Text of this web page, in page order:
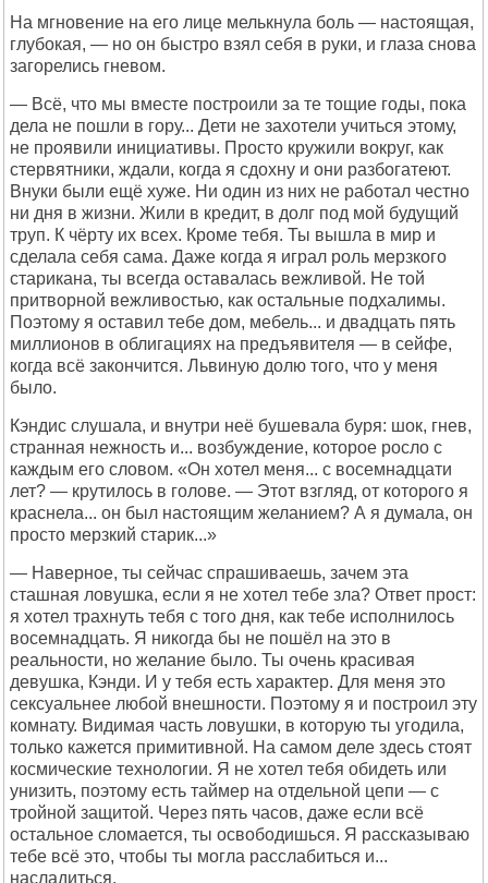
На мгновение на его лице мелькнула боль — настоящая,
глубокая, — но он быстро взял себя в руки, и глаза снова
загорелись гневом.
— Всё, что мы вместе построили за те тощие годы, пока
дела не пошли в гору... Дети не захотели учиться этому,
не проявили инициативы. Просто кружили вокруг, как
стервятники, ждали, когда я сдохну и они разбогатеют.
Внуки были ещё хуже. Ни один из них не работал честно
ни дня в жизни. Жили в кредит, в долг под мой будущий
труп. К чёрту их всех. Кроме тебя. Ты вышла в мир и
сделала себя сама. Даже когда я играл роль мерзкого
старикана, ты всегда оставалась вежливой. Не той
притворной вежливостью, как остальные подхалимы.
Поэтому я оставил тебе дом, мебель... и двадцать пять
миллионов в облигациях на предъявителя — в сейфе,
когда всё закончится. Львиную долю того, что у меня
было.
Кэндис слушала, и внутри неё бушевала буря: шок, гнев,
странная нежность и... возбуждение, которое росло с
каждым его словом. «Он хотел меня... с восемнадцати
лет? — крутилось в голове. — Этот взгляд, от которого я
краснела... он был настоящим желанием? А я думала, он
просто мерзкий старик...»
— Наверное, ты сейчас спрашиваешь, зачем эта
сташная ловушка, если я не хотел тебе зла? Ответ прост:
я хотел трахнуть тебя с того дня, как тебе исполнилось
восемнадцать. Я никогда бы не пошёл на это в
реальности, но желание было. Ты очень красивая
девушка, Кэнди. И у тебя есть характер. Для меня это
сексуальнее любой внешности. Поэтому я и построил эту
комнату. Видимая часть ловушки, в которую ты угодила,
только кажется примитивной. На самом деле здесь стоят
космические технологии. Я не хотел тебя обидеть или
унизить, поэтому есть таймер на отдельной цепи — с
тройной защитой. Через пять часов, даже если всё
остальное сломается, ты освободишься. Я рассказываю
тебе всё это, чтобы ты могла расслабиться и...
насладиться.